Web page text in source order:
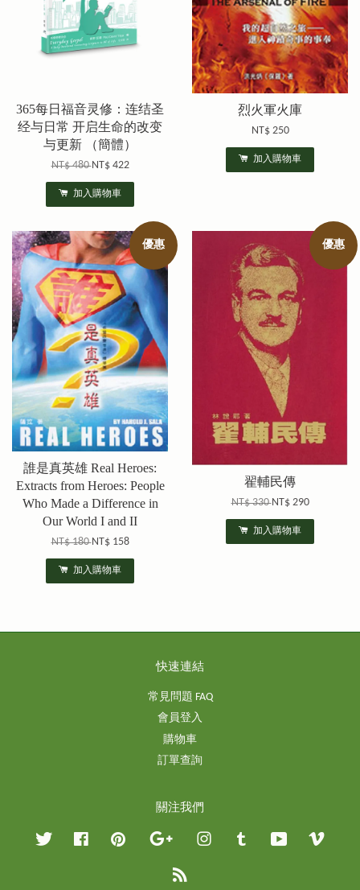
365每日福音灵修：连结圣
经与日常 开启生命的改变
与更新 （簡體）
NT$ 480NT$ 422
加入購物車
烈火軍火庫
NT$ 250
加入購物車
優惠
誰是真英雄 Real Heroes:
Extracts from Heroes: People
Who Made a Difference in
Our World I and II
NT$ 180NT$ 158
加入購物車
優惠
翟輔民傳
NT$ 330NT$ 290
加入購物車
快速連結
常見問題 FAQ
會員登入
購物車
訂單查詢
關注我們
Twitter Facebook Pinterest Google InstagramTumblr YouTube